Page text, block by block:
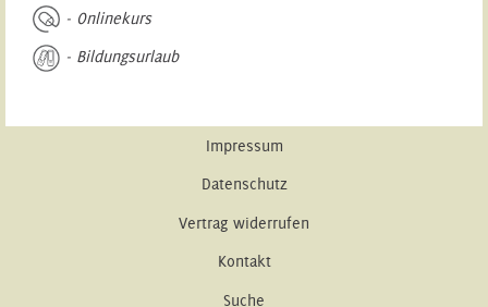
- Onlinekurs
- Bildungsurlaub
Impressum
Datenschutz
Vertrag widerrufen
Kontakt
Suche